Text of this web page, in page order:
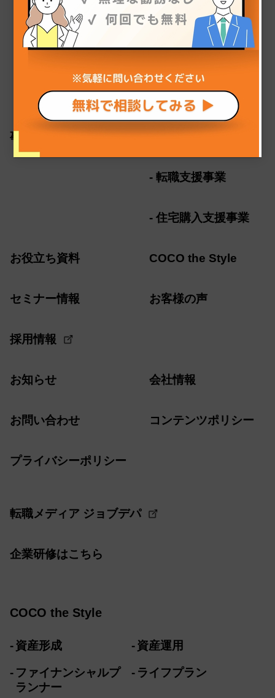
トップ ココザスの強み
事業紹介 資産形成事業
転職支援事業
住宅購入支援事業
お役立ち資料 COCO the Style
セミナー情報 お客様の声
採用情報
お知らせ 会社情報
お問い合わせ コンテンツポリシー
プライバシーポリシー
転職メディア ジョブデパ
企業研修はこちら
COCO the Style
資産形成 資産運用
ファイナンシャルプ
ランナー
ライフプラン